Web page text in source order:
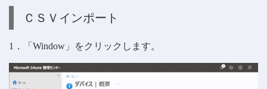
ＣＳＶインポート
1．「Window」をクリックします。